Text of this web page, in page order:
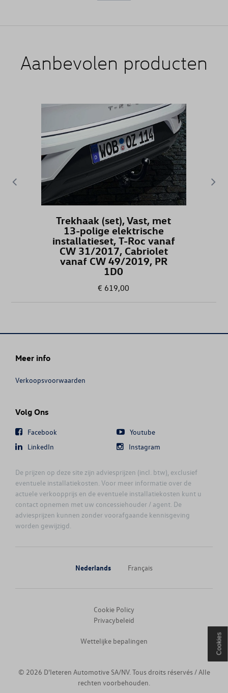
CADDY CARGO
GOLF (UNIQUEMENT DE STOCK)
GOLF VARIANT
GOLF VARIANT (UNIQUEMENT DE ST
ID.3
ID.4
ID.5
JETTA
NEW ARTEON
NEW ARTEON SHOOTING BRAKE
NEW ID.5
Aanbevolen producten
Trekhaak (set), Vast, met
13-polige elektrische
installatieset, T-Roc vanaf
CW 31/2017, Cabriolet
vanaf CW 49/2019, PR
1D0
€ 619,00
Meer info
Verkoopsvoorwaarden
Volg Ons
Facebook
Youtube
LinkedIn
Instagram
De prijzen op deze site zijn adviesprijzen (incl. btw), exclusief
eventuele installatiekosten. Voor meer informatie over de
actuele verkoopprijs en de eventuele installatiekosten kunt u
contact opnemen met uw concessiehouder / agent. De
adviesprijzen kunnen zonder voorafgaande kennisgeving
worden gewijzigd.
Wettelijke bepalingen
Cookie Policy
Privacybeleid
Nederlands Français
© 2026 D'Ieteren Automotive SA/NV. Tous droits réservés / Alle
rechten voorbehouden.
Cookies